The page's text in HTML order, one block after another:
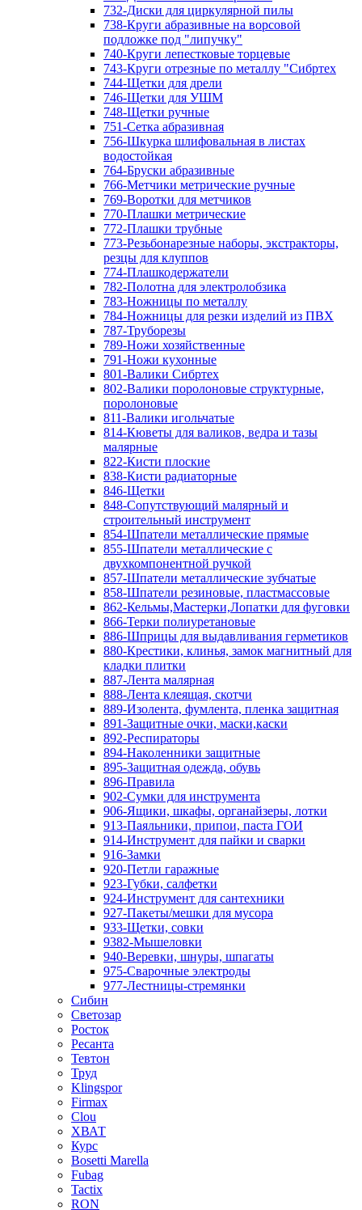
732-Диски для циркулярной пилы
738-Круги абразивные на ворсовой
подложке под "липучку"
740-Круги лепестковые торцевые
743-Круги отрезные по металлу "Сибртех
744-Щетки для дрели
746-Щетки для УШМ
748-Щетки ручные
751-Сетка абразивная
756-Шкурка шлифовальная в листах
водостойкая
764-Бруски абразивные
766-Метчики метрические ручные
769-Воротки для метчиков
770-Плашки метрические
772-Плашки трубные
773-Резьбонарезные наборы, экстракторы,
резцы для клуппов
774-Плашкодержатели
782-Полотна для электролобзика
783-Ножницы по металлу
784-Ножницы для резки изделий из ПВХ
787-Труборезы
789-Ножи хозяйственные
791-Ножи кухонные
801-Валики Сибртех
802-Валики поролоновые структурные,
поролоновые
811-Валики игольчатые
814-Кюветы для валиков, ведра и тазы
малярные
822-Кисти плоские
838-Кисти радиаторные
846-Щетки
848-Сопутствующий малярный и
строительный инструмент
854-Шпатели металлические прямые
855-Шпатели металлические с
двухкомпонентной ручкой
857-Шпатели металлические зубчатые
858-Шпатели резиновые, пластмассовые
862-Кельмы,Мастерки,Лопатки для фуговки
866-Терки полиуретановые
886-Шприцы для выдавливания герметиков
880-Крестики, клинья, замок магнитный для
кладки плитки
887-Лента малярная
888-Лента клеящая, скотчи
889-Изолента, фумлента, пленка защитная
891-Защитные очки, маски,каски
892-Респираторы
894-Наколенники защитные
895-Защитная одежда, обувь
896-Правила
902-Сумки для инструмента
906-Ящики, шкафы, органайзеры, лотки
913-Паяльники, припои, паста ГОИ
914-Инструмент для пайки и сварки
916-Замки
920-Петли гаражные
923-Губки, салфетки
924-Инструмент для сантехники
927-Пакеты/мешки для мусора
933-Щетки, совки
9382-Мышеловки
940-Веревки, шнуры, шпагаты
975-Сварочные электроды
977-Лестницы-стремянки
Сибин
Светозар
Росток
Ресанта
Тевтон
Труд
Klingspor
Firmax
Clou
XВАТ
Курс
Bosetti Marella
Fubag
Tactix
RON